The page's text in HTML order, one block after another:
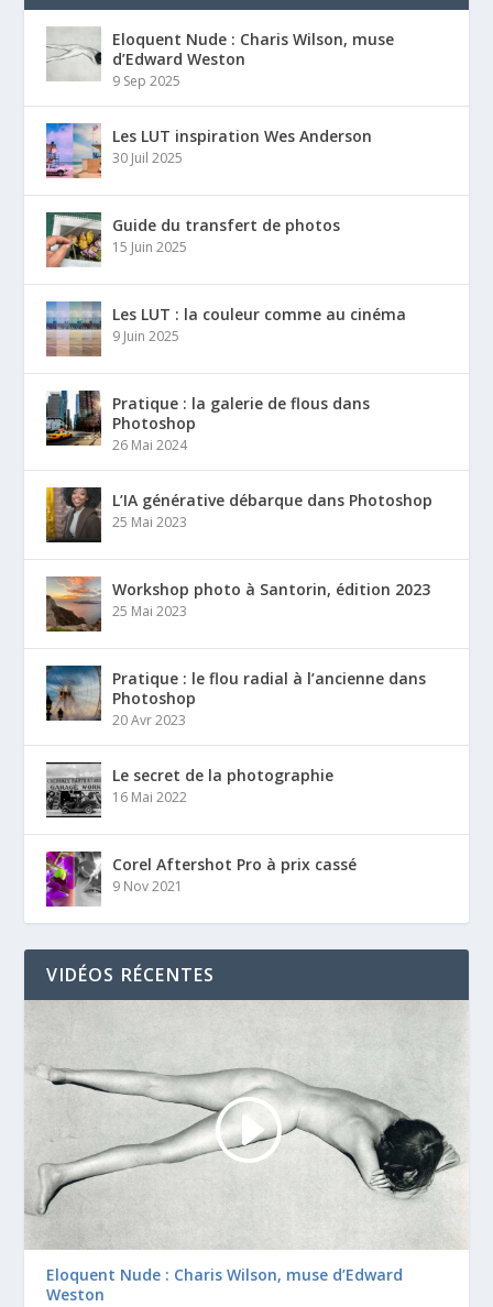
Eloquent Nude : Charis Wilson, muse
d’Edward Weston
9 Sep 2025
Les LUT inspiration Wes Anderson
30 Juil 2025
Guide du transfert de photos
15 Juin 2025
Les LUT : la couleur comme au cinéma
9 Juin 2025
Pratique : la galerie de flous dans
Photoshop
26 Mai 2024
L’IA générative débarque dans Photoshop
25 Mai 2023
Workshop photo à Santorin, édition 2023
25 Mai 2023
Pratique : le flou radial à l’ancienne dans
Photoshop
20 Avr 2023
Le secret de la photographie
16 Mai 2022
Corel Aftershot Pro à prix cassé
9 Nov 2021
VIDÉOS RÉCENTES
Eloquent Nude : Charis Wilson, muse d’Edward
Weston